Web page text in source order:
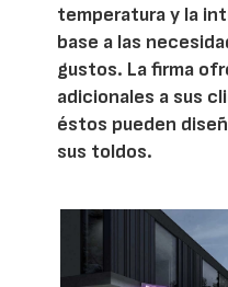
temperatura y la
base a las
gustos. La firma
adicionales a sus
éstos pueden
sus toldos.